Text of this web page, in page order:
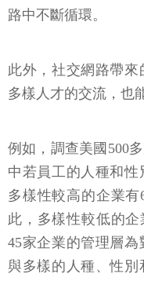
路中不斷循環。
此外，社交網路帶來
多樣人才的交流，也
例如，調查美國500
中若員工的人種和性
多樣性較高的企業
此，多樣性較低的
45家企業的管理層為
與多樣的人種、性別